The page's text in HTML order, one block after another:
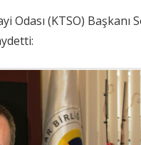
Odası (KTSO) Başkanı